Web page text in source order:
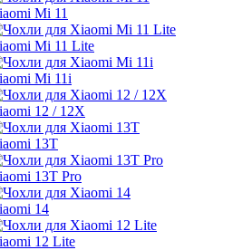
Mi 11
Mi 11 Lite
Mi 11i
12 / 12X
13T
13T Pro
14
12 Lite